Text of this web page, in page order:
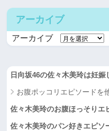
アーカイブ
アーカイブ
日向坂46の佐々木美玲は妊娠
お腹ポッコリエピソードを
佐々木美玲のお腹ほっそりエ
佐々木美玲のパン好きエピソ